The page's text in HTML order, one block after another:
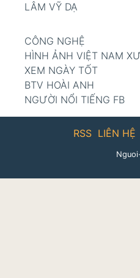
LÂM VỸ DẠ
CÔNG NGHỆ
HÌNH ẢNH VIỆT NAM
XEM NGÀY TỐT
BTV HOÀI ANH
NGƯỜI NỔI TIẾNG FB
LIÊN HỆ
RSS